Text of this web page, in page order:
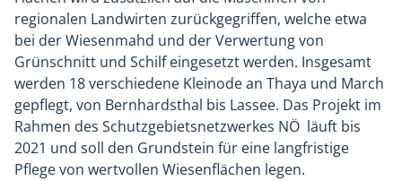
regionalen Landwirten zurückgegriffen, welche etwa
bei der Wiesenmahd und der Verwertung von
Grünschnitt und Schilf eingesetzt werden. Insgesamt
werden 18 verschiedene Kleinode an Thaya und March
gepflegt, von Bernhardsthal bis Lassee. Das Projekt im
Rahmen des Schutzgebietsnetzwerkes NÖ läuft bis
2021 und soll den Grundstein für eine langfristige
Pflege von wertvollen Wiesenflächen legen.